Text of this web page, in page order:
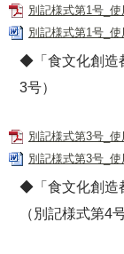
別記様式第1号_
別記様式第1号_
◆「食文化創造
3号）
別記様式第3号_
別記様式第3号_
◆「食文化創造
（別記様式第4号